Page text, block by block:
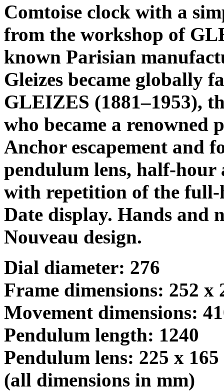
Comtoise clock with a
from the workshop of
known Parisian
Gleizes became globally
GLEIZES (1881–1953),
who became a renowned
Anchor escapement and
pendulum lens, half-
with repetition of the
Date display. Hands and
Nouveau design.
Dial diameter: 276
Frame dimensions: 252 x
Movement dimensions:
Pendulum length: 1240
Pendulum lens: 225 x 165
(all dimensions in mm)